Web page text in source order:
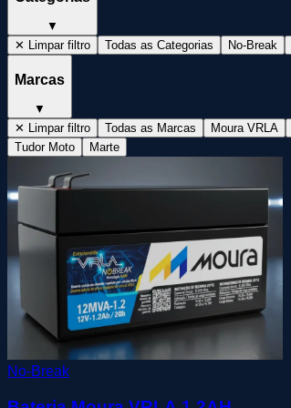
▼
✕ Limpar filtro
Todas as Categorias No-Break
Marcas
▼
✕ Limpar filtro
Todas as Marcas Moura VRLA
Tudor Moto
Marte
No-Break